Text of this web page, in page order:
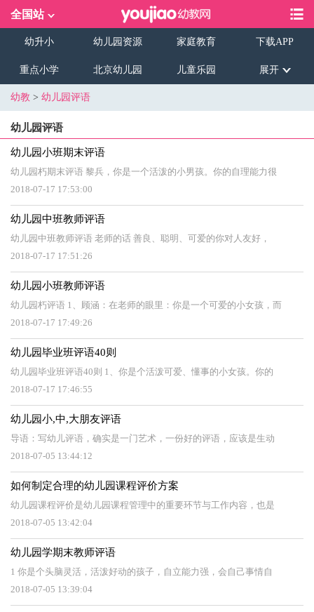
全国站
幼升小 幼儿园资源 家庭教育 下载APP
重点小学 北京幼儿园 儿童乐园 展开
幼教 > 幼儿园评语
幼儿园评语
幼儿园小班期末评语
幼儿园朽期末评语 黎兵，你是一个活泼的小男孩。你的自理能力很
2018-07-17 17:53:00
幼儿园中班教师评语
幼儿园中班教师评语 老师的话 善良、聪明、可爱的你对人友好，
2018-07-17 17:51:26
幼儿园小班教师评语
幼儿园朽评语 1、顾涵：在老师的眼里：你是一个可爱的小女孩，而
2018-07-17 17:49:26
幼儿园毕业班评语40则
幼儿园毕业班评语40则 1、你是个活泼可爱、懂事的小女孩。你的
2018-07-17 17:46:55
幼儿园小,中,大朋友评语
导语：写幼儿评语，确实是一门艺术，一份好的评语，应该是生动
2018-07-05 13:44:12
如何制定合理的幼儿园课程评价方案
幼儿园课程评价是幼儿园课程管理中的重要环节与工作内容，也是
2018-07-05 13:42:04
幼儿园学期末教师评语
1 你是个头脑灵活，活泼好动的孩子，自立能力强，会自己事情自
2018-07-05 13:39:04